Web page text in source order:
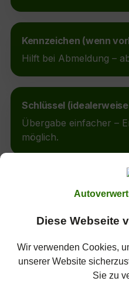
Kennzeichen (wenn
Hilft bei Abmeldung –
Schlüssel
Übergabe einfacher –
möglich.
Schreib uns kurz, was
sofort, wie es trotzdem
Diese Webseite
Wir verwenden Cookies,
unserer Website
Sie zu